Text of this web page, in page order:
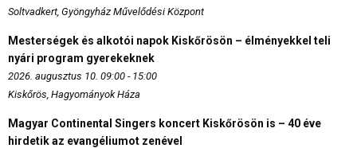
Soltvadkert, Gyöngyház Művelődési Központ
Mesterségek és alkotói napok Kiskőrösön – élményekkel teli
nyári program gyerekeknek
2026. augusztus 10. 09:00 - 15:00
Kiskőrös, Hagyományok Háza
Magyar Continental Singers koncert Kiskőrösön is – 40 éve
hirdetik az evangéliumot zenével